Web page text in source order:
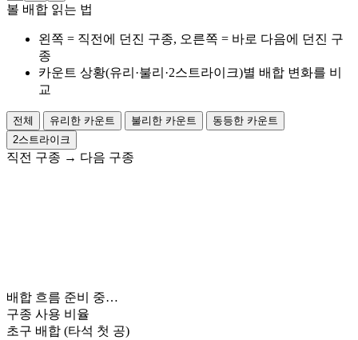
볼 배합 읽는 법
왼쪽 = 직전에 던진 구종, 오른쪽 = 바로 다음에 던진 구
종
카운트 상황(유리·불리·2스트라이크)별 배합 변화를 비
교
전체 유리한 카운트 불리한 카운트
동등한 카운트
2스트라이크
직전 구종 → 다음 구종
배합 흐름 준비 중…
구종 사용 비율
초구 배합 (타석 첫 공)